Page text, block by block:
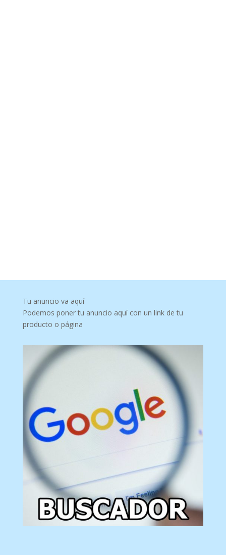
Tu anuncio va aquí
Podemos poner tu anuncio aquí con un link de tu
producto o página